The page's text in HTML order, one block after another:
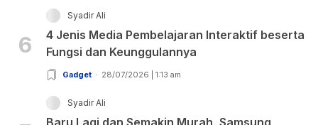
6
Syadir Ali
4 Jenis Media Pembelajaran Interaktif beserta
Fungsi dan Keunggulannya
Gadget 28/07/2026 | 1:13 am
Syadir Ali